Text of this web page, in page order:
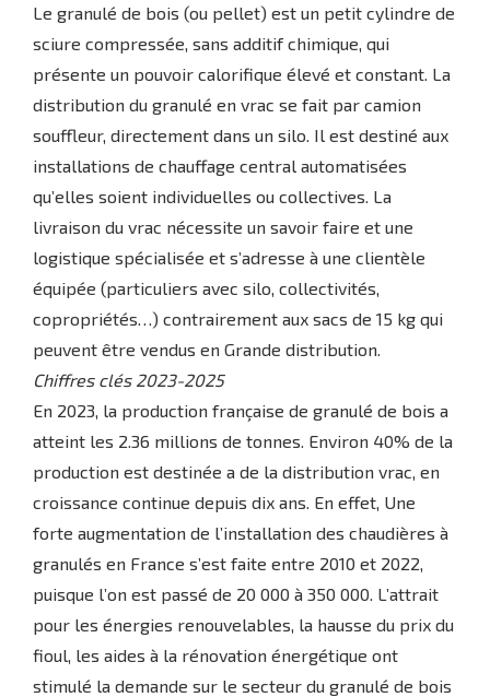
Le granulé de bois (ou pellet) est un petit cylindre de
sciure compressée, sans additif chimique, qui
présente un pouvoir calorifique élevé et constant. La
distribution du granulé en vrac se fait par camion
souffleur, directement dans un silo. Il est destiné aux
installations de chauffage central automatisées
qu’elles soient individuelles ou collectives. La
livraison du vrac nécessite un savoir faire et une
logistique spécialisée et s’adresse à une clientèle
équipée (particuliers avec silo, collectivités,
copropriétés…) contrairement aux sacs de 15 kg qui
peuvent être vendus en Grande distribution.
Chiffres clés 2023-2025
En 2023, la production française de granulé de bois a
atteint les 2.36 millions de tonnes. Environ 40% de la
production est destinée a de la distribution vrac, en
croissance continue depuis dix ans. En effet, Une
forte augmentation de l’installation des chaudières à
granulés en France s’est faite entre 2010 et 2022,
puisque l’on est passé de 20 000 à 350 000. L’attrait
pour les énergies renouvelables, la hausse du prix du
fioul, les aides à la rénovation énergétique ont
stimulé la demande sur le secteur du granulé de bois